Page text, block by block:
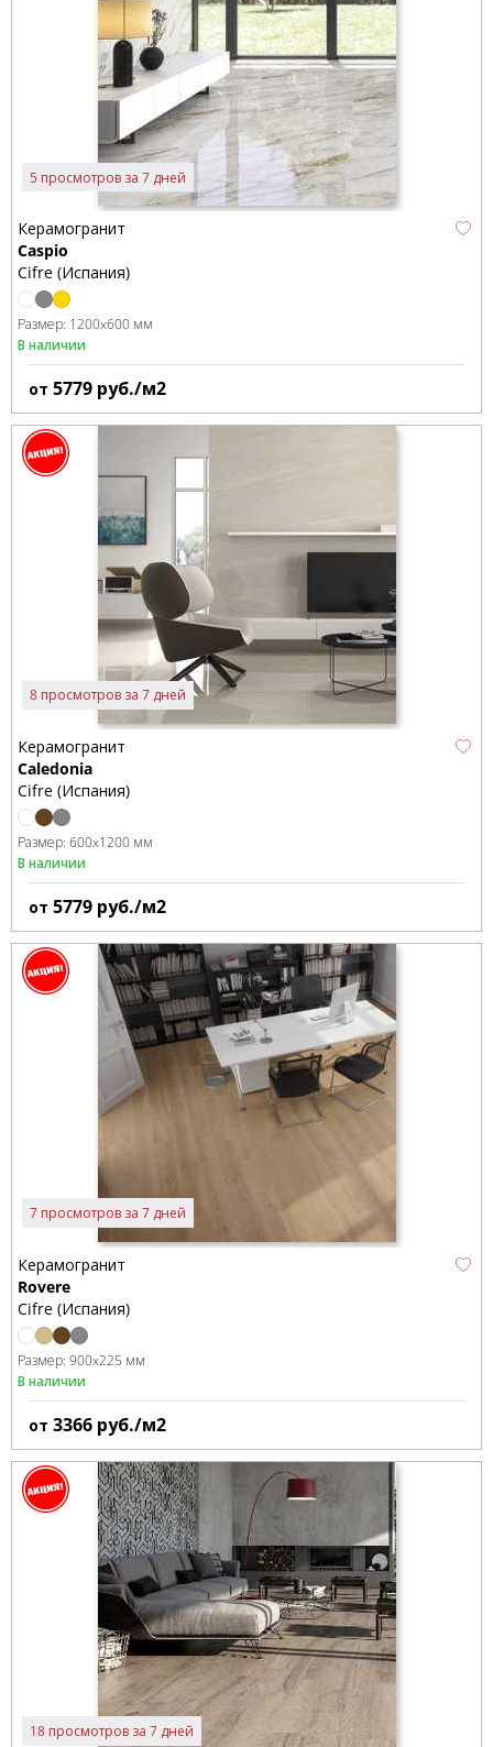
5 просмотров за 7 дней
Керамогранит
Caspio
Cifre (Испания)
Размер: 1200x600 мм
В наличии
от 5779 руб./м2
8 просмотров за 7 дней
Керамогранит
Caledonia
Cifre (Испания)
Размер: 600x1200 мм
В наличии
от 5779 руб./м2
7 просмотров за 7 дней
Керамогранит
Rovere
Cifre (Испания)
Размер: 900x225 мм
В наличии
от 3366 руб./м2
18 просмотров за 7 дней